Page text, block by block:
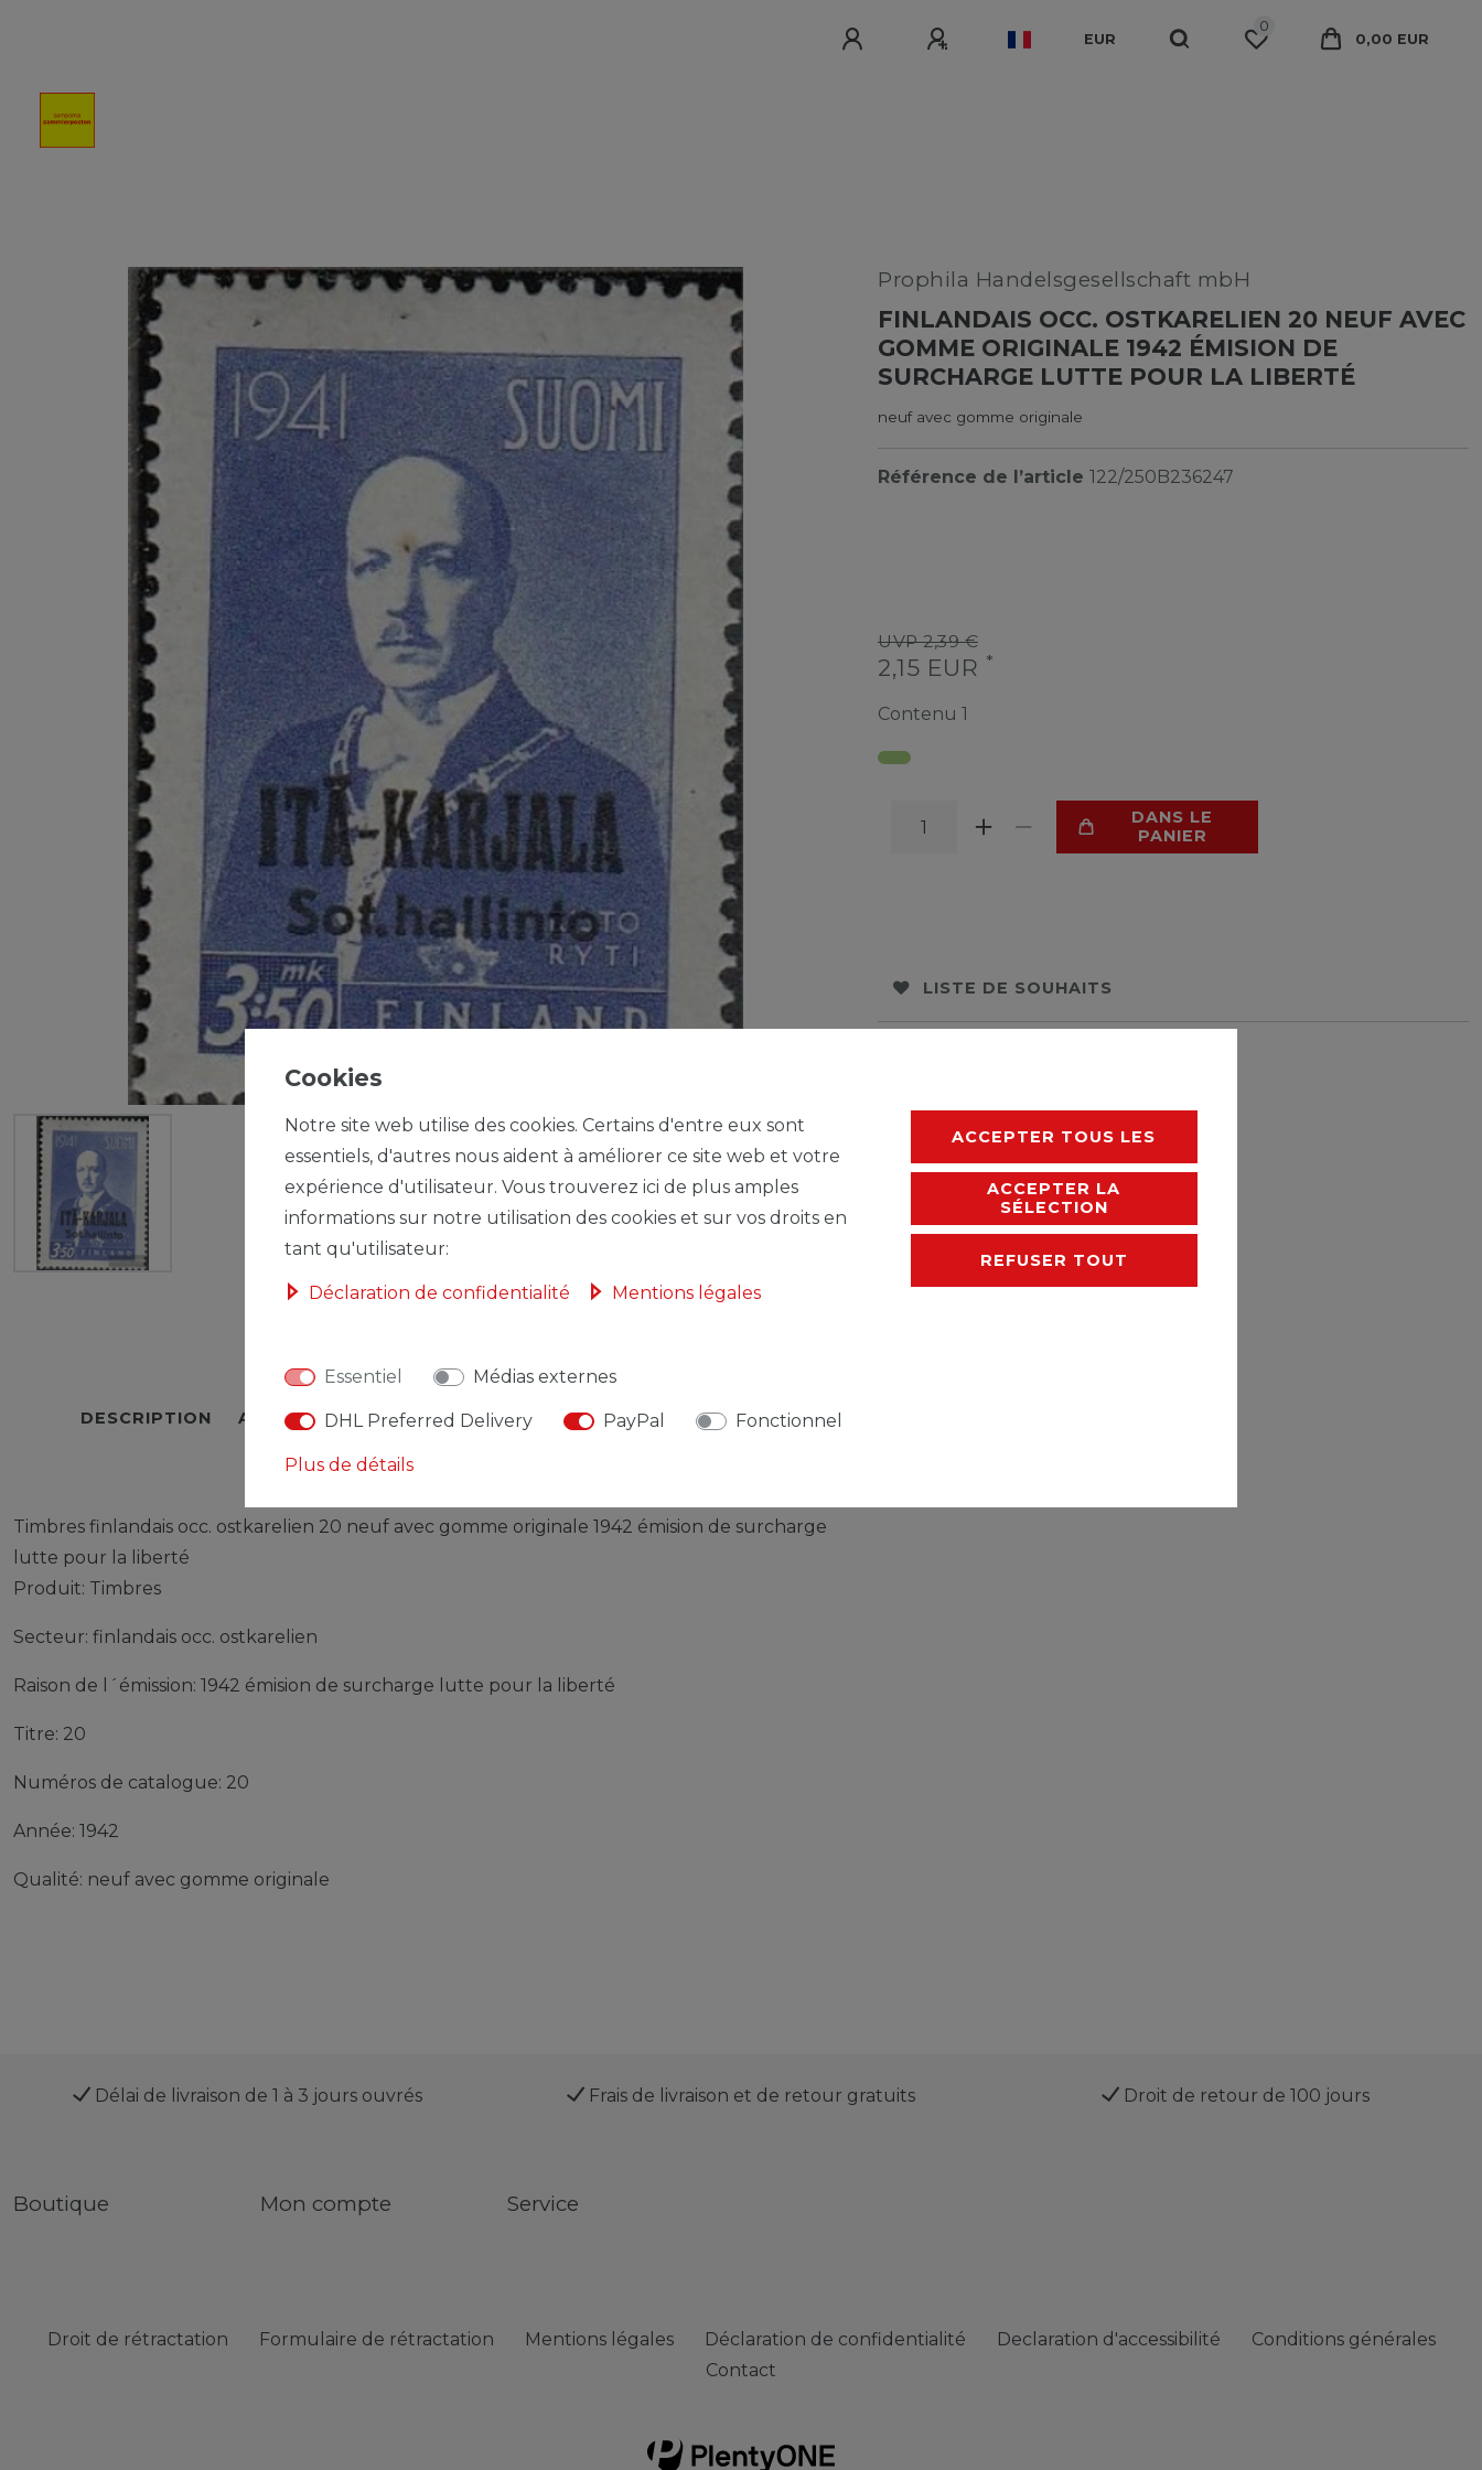
EUR
0
0,00 EUR
Prophila Handelsgesellschaft mbH
FINLANDAIS OCC. OSTKARELIEN 20 NEUF AVEC
GOMME ORIGINALE 1942 ÉMISION DE
SURCHARGE LUTTE POUR LA LIBERTÉ
neuf avec gomme originale
Référence de l’article 122/250B236247
UVP 2,39 €
2,15 EUR *
Contenu 1
DANS LE
PANIER
LISTE DE SOUHAITS
DESCRIPTION AUTRES DÉTAILS RESPONSABLE DE L'UE FABRICANT
Timbres finlandais occ. ostkarelien 20 neuf avec gomme originale 1942 émision de surcharge
lutte pour la liberté
Produit: Timbres
Secteur: finlandais occ. ostkarelien
Raison de l´émission: 1942 émision de surcharge lutte pour la liberté
Titre: 20
Numéros de catalogue: 20
Année: 1942
Qualité: neuf avec gomme originale
Délai de livraison de 1 à 3 jours ouvrés Frais de livraison et de retour gratuits Droit de retour de 100 jours
Boutique Mon compte Service
Droit de rétractation Formulaire de rétractation Mentions légales Déclaration de confidentialité Declaration d'accessibilité
Conditions générales
Contact
Cookies
Notre site web utilise des cookies. Certains d'entre eux sont
essentiels, d'autres nous aident à améliorer ce site web et votre
expérience d'utilisateur. Vous trouverez ici de plus amples
informations sur notre utilisation des cookies et sur vos droits en
tant qu'utilisateur:
Déclaration de confidentialité Mentions légales
Essentiel Médias externes
DHL Preferred Delivery PayPal Fonctionnel
Plus de détails
ACCEPTER TOUS LES
ACCEPTER LA
SÉLECTION
REFUSER TOUT